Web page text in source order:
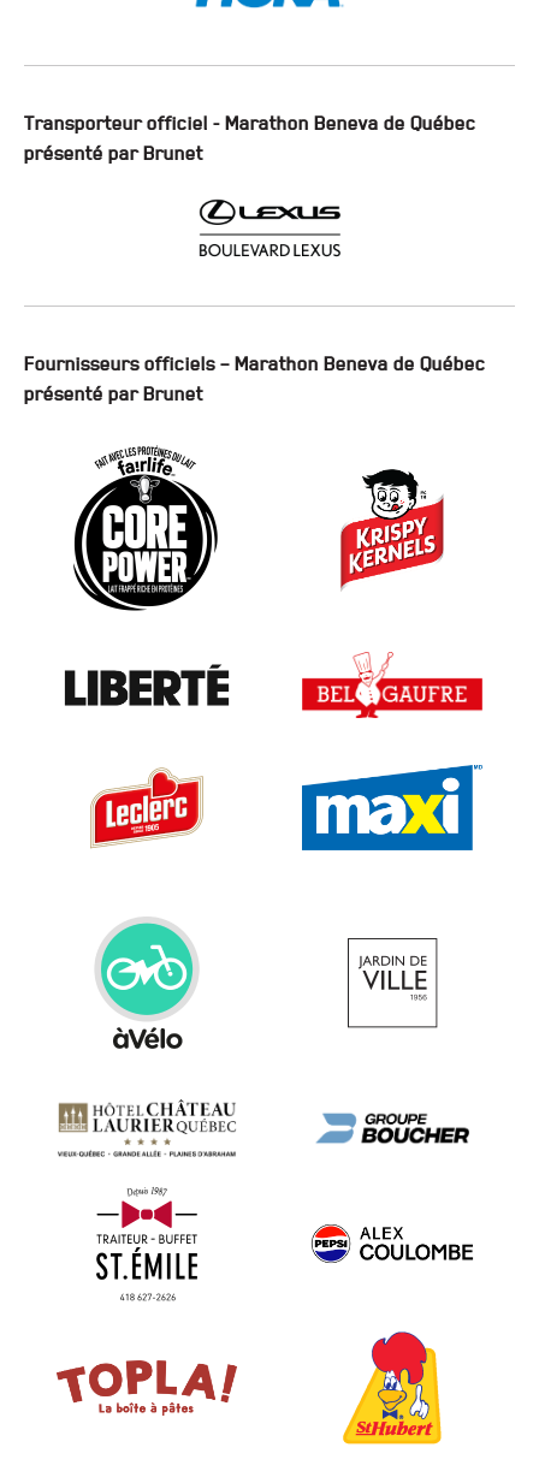
Transporteur officiel - Marathon Beneva de Québec
présenté par Brunet
Fournisseurs officiels – Marathon Beneva de Québec
présenté par Brunet